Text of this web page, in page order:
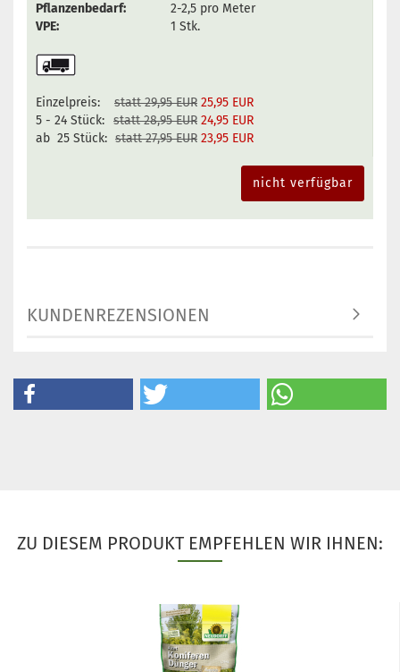
Pflanzenbedarf:
2-2,5 pro Meter
VPE:
1 Stk.
Einzelpreis: statt 29,95 EUR 25,95 EUR
5 - 24 Stück: statt 28,95 EUR 24,95 EUR
ab 25 Stück: statt 27,95 EUR 23,95 EUR
nicht verfügbar
KUNDENREZENSIONEN
ZU DIESEM PRODUKT EMPFEHLEN WIR IHNEN: